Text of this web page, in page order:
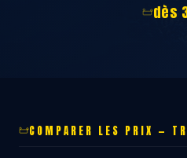
dès
COMPARER LES PRIX —